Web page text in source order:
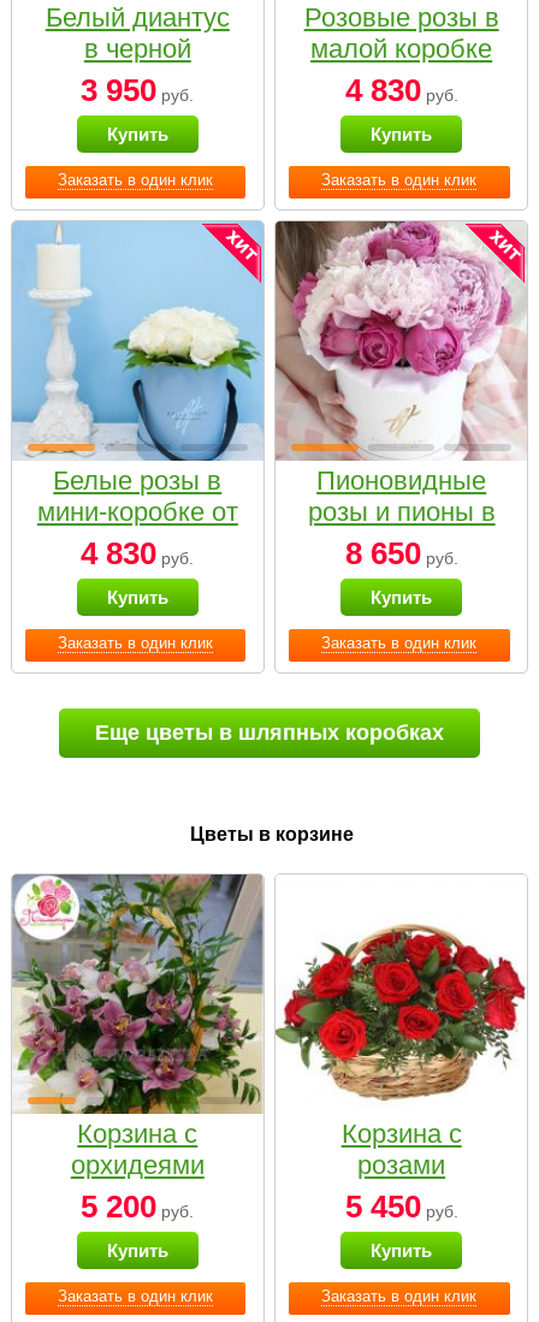
Заказать в один клик
Белый диантус
в черной
коробке Small
3 950 руб.
Купить
Заказать в один клик
Розовые розы в
малой коробке
4 830руб.
Купить
Заказать в один клик
Белые розы в
мини-коробке от
Bella Fiori
4 830 руб.
Купить
Заказать в один клик
Пионовидные
розы и пионы в
белой коробке
Small
8 650руб.
Купить
Еще цветы в шляпных коробках
Цветы в корзине
Заказать в один клик
Корзина с
орхидеями
малая
5 200 руб.
Купить
Заказать в один клик
Корзина с
розами
«Красный
Париж»
5 450руб.
Купить